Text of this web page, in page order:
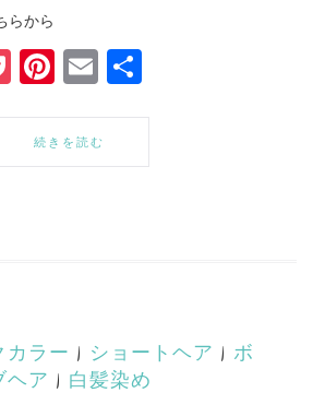
らから
Pocket
Pinterest
Email
続きを読む
カラー | ショートヘア | ボ
ヘア | 白髪染め